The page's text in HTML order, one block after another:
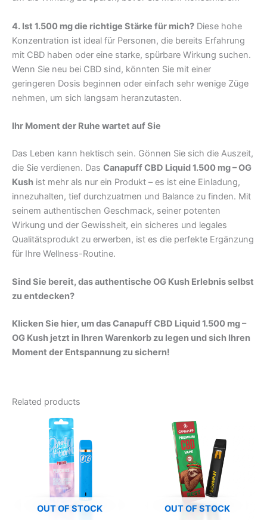
4. Ist 1.500 mg die richtige Stärke für mich? Diese hohe
Konzentration ist ideal für Personen, die bereits Erfahrung
mit CBD haben oder eine starke, spürbare Wirkung suchen.
Wenn Sie neu bei CBD sind, könnten Sie mit einer
geringeren Dosis beginnen oder einfach sehr wenige Züge
nehmen, um sich langsam heranzutasten.
Ihr Moment der Ruhe wartet auf Sie
Das Leben kann hektisch sein. Gönnen Sie sich die Auszeit,
die Sie verdienen. Das Canapuff CBD Liquid 1.500 mg – OG
Kush ist mehr als nur ein Produkt – es ist eine Einladung,
innezuhalten, tief durchzuatmen und Balance zu finden. Mit
seinem authentischen Geschmack, seiner potenten
Wirkung und der Gewissheit, ein sicheres und legales
Qualitätsprodukt zu erwerben, ist es die perfekte Ergänzung
für Ihre Wellness-Routine.
Sind Sie bereit, das authentische OG Kush Erlebnis selbst
zu entdecken?
Klicken Sie hier, um das Canapuff CBD Liquid 1.500 mg –
OG Kush jetzt in Ihren Warenkorb zu legen und sich Ihren
Moment der Entspannung zu sichern!
Related products
OUT OF STOCK OUT OF STOCK